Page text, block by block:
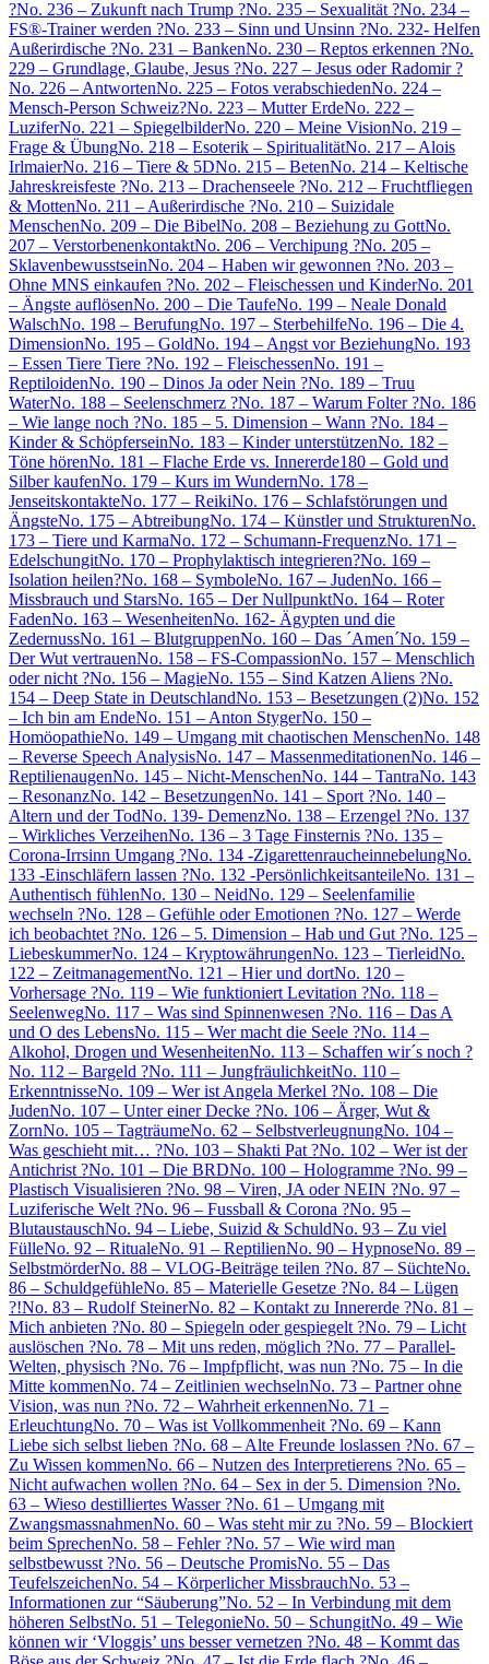
?No. 236 – Zukunft nach Trump ?No. 235 – Sexualität ?No. 234 –
FS®-Trainer werden ?No. 233 – Sinn und Unsinn ?No. 232- Helfen
Außerirdische ?No. 231 – BankenNo. 230 – Reptos erkennen ?No.
229 – Grundlage, Glaube, Jesus ?No. 227 – Jesus oder Radomir ?
No. 226 – AntwortenNo. 225 – Fotos verabschiedenNo. 224 –
Mensch-Person Schweiz?No. 223 – Mutter ErdeNo. 222 –
LuziferNo. 221 – SpiegelbilderNo. 220 – Meine VisionNo. 219 –
Frage & ÜbungNo. 218 – Esoterik – SpiritualitätNo. 217 – Alois
IrlmaierNo. 216 – Tiere & 5DNo. 215 – BetenNo. 214 – Keltische
Jahreskreisfeste ?No. 213 – Drachenseele ?No. 212 – Fruchtfliegen
& MottenNo. 211 – Außerirdische ?No. 210 – Suizidale
MenschenNo. 209 – Die BibelNo. 208 – Beziehung zu GottNo.
207 – VerstorbenenkontaktNo. 206 – Verchipung ?No. 205 –
SklavenbewusstseinNo. 204 – Haben wir gewonnen ?No. 203 –
Ohne MNS einkaufen ?No. 202 – Fleischessen und KinderNo. 201
– Ängste auflösenNo. 200 – Die TaufeNo. 199 – Neale Donald
WalschNo. 198 – BerufungNo. 197 – SterbehilfeNo. 196 – Die 4.
DimensionNo. 195 – GoldNo. 194 – Angst vor BeziehungNo. 193
– Essen Tiere Tiere ?No. 192 – FleischessenNo. 191 –
ReptiloidenNo. 190 – Dinos Ja oder Nein ?No. 189 – Truu
WaterNo. 188 – Seelenschmerz ?No. 187 – Warum Folter ?No. 186
– Wie lange noch ?No. 185 – 5. Dimension – Wann ?No. 184 –
Kinder & SchöpferseinNo. 183 – Kinder unterstützenNo. 182 –
Töne hörenNo. 181 – Flache Erde vs. Innererde180 – Gold und
Silber kaufenNo. 179 – Kurs im WundernNo. 178 –
JenseitskontakteNo. 177 – ReikiNo. 176 – Schlafstörungen und
ÄngsteNo. 175 – AbtreibungNo. 174 – Künstler und StrukturenNo.
173 – Tiere und KarmaNo. 172 – Schumann-FrequenzNo. 171 –
EdelschungitNo. 170 – Prophylaktisch integrieren?No. 169 –
Isolation heilen?No. 168 – SymboleNo. 167 – JudenNo. 166 –
Missbrauch und StarsNo. 165 – Der NullpunktNo. 164 – Roter
FadenNo. 163 – WesenheitenNo. 162- Ägypten und die
ZedernussNo. 161 – BlutgruppenNo. 160 – Das ´Amen´No. 159 –
Der Wut vertrauenNo. 158 – FS-CompassionNo. 157 – Menschlich
oder nicht ?No. 156 – MagieNo. 155 – Sind Katzen Aliens ?No.
154 – Deep State in DeutschlandNo. 153 – Besetzungen (2)No. 152
– Ich bin am EndeNo. 151 – Anton StygerNo. 150 –
HomöopathieNo. 149 – Umgang mit chaotischen MenschenNo. 148
– Reverse Speech AnalysisNo. 147 – MassenmeditationenNo. 146 –
ReptilienaugenNo. 145 – Nicht-MenschenNo. 144 – TantraNo. 143
– ResonanzNo. 142 – BesetzungenNo. 141 – Sport ?No. 140 –
Altern und der TodNo. 139- DemenzNo. 138 – Erzengel ?No. 137
– Wirkliches VerzeihenNo. 136 – 3 Tage Finsternis ?No. 135 –
Corona-Irrsinn Umgang ?No. 134 -ZigarettenraucheinnebelungNo.
133 -Einschläfern lassen ?No. 132 -PersönlichkeitsanteileNo. 131 –
Authentisch fühlenNo. 130 – NeidNo. 129 – Seelenfamilie
wechseln ?No. 128 – Gefühle oder Emotionen ?No. 127 – Werde
ich beobachtet ?No. 126 – 5. Dimension – Hab und Gut ?No. 125 –
LiebeskummerNo. 124 – KryptowährungenNo. 123 – TierleidNo.
122 – ZeitmanagementNo. 121 – Hier und dortNo. 120 –
Vorhersage ?No. 119 – Wie funktioniert Levitation ?No. 118 –
SeelenwegNo. 117 – Was sind Spinnenwesen ?No. 116 – Das A
und O des LebensNo. 115 – Wer macht die Seele ?No. 114 –
Alkohol, Drogen und WesenheitenNo. 113 – Schaffen wir´s noch ?
No. 112 – Bargeld ?No. 111 – JungfräulichkeitNo. 110 –
ErkenntnisseNo. 109 – Wer ist Angela Merkel ?No. 108 – Die
JudenNo. 107 – Unter einer Decke ?No. 106 – Ärger, Wut &
ZornNo. 105 – TagträumeNo. 62 – SelbstverleugnungNo. 104 –
Was geschieht mit… ?No. 103 – Shakti Pat ?No. 102 – Wer ist der
Antichrist ?No. 101 – Die BRDNo. 100 – Hologramme ?No. 99 –
Plastisch Visualisieren ?No. 98 – Viren, JA oder NEIN ?No. 97 –
Luziferische Welt ?No. 96 – Fussball & Corona ?No. 95 –
BlutaustauschNo. 94 – Liebe, Suizid & SchuldNo. 93 – Zu viel
FülleNo. 92 – RitualeNo. 91 – ReptilienNo. 90 – HypnoseNo. 89 –
SelbstmörderNo. 88 – VLOG-Beiträge teilen ?No. 87 – SüchteNo.
86 – SchuldgefühleNo. 85 – Materielle Gesetze ?No. 84 – Lügen
?!No. 83 – Rudolf SteinerNo. 82 – Kontakt zu Innererde ?No. 81 –
Mich anbieten ?No. 80 – Spiegeln oder gespiegelt ?No. 79 – Licht
auslöschen ?No. 78 – Mit uns reden, möglich ?No. 77 – Parallel-
Welten, physisch ?No. 76 – Impfpflicht, was nun ?No. 75 – In die
Mitte kommenNo. 74 – Zeitlinien wechselnNo. 73 – Partner ohne
Vision, was nun ?No. 72 – Wahrheit erkennenNo. 71 –
ErleuchtungNo. 70 – Was ist Vollkommenheit ?No. 69 – Kann
Liebe sich selbst lieben ?No. 68 – Alte Freunde loslassen ?No. 67 –
Zu Wissen kommenNo. 66 – Nutzen des Interpretierens ?No. 65 –
Nicht aufwachen wollen ?No. 64 – Sex in der 5. Dimension ?No.
63 – Wieso destilliertes Wasser ?No. 61 – Umgang mit
ZwangsmassnahmenNo. 60 – Was steht mir zu ?No. 59 – Blockiert
beim SprechenNo. 58 – Fehler ?No. 57 – Wie wird man
selbstbewusst ?No. 56 – Deutsche PromisNo. 55 – Das
TeufelszeichenNo. 54 – Körperlicher MissbrauchNo. 53 –
Informationen zur “Säuberung”No. 52 – In Verbindung mit dem
höheren SelbstNo. 51 – TelegonieNo. 50 – SchungitNo. 49 – Wie
können wir ‘Vloggis’ uns besser vernetzen ?No. 48 – Kommt das